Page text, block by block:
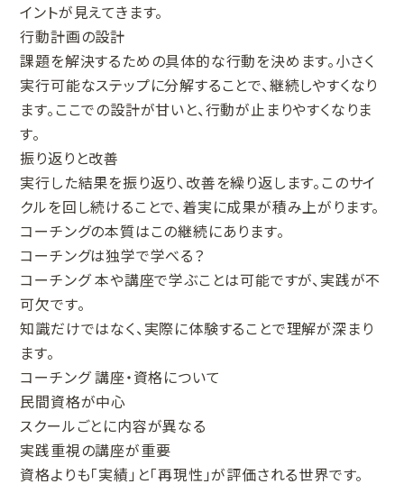
イントが見えてきます。
行動計画の設計
課題を解決するための具体的な行動を決めます。小さく
実行可能なステップに分解することで、継続しやすくなり
ます。ここでの設計が甘いと、行動が止まりやすくなりま
す。
振り返りと改善
実行した結果を振り返り、改善を繰り返します。このサイ
クルを回し続けることで、着実に成果が積み上がります。
コーチングの本質はこの継続にあります。
コーチングは独学で学べる？
コーチング 本や講座で学ぶことは可能ですが、実践が不
可欠です。
知識だけではなく、実際に体験することで理解が深まり
ます。
コーチング 講座・資格について
民間資格が中心
スクールごとに内容が異なる
実践重視の講座が重要
資格よりも「実績」と「再現性」が評価される世界です。